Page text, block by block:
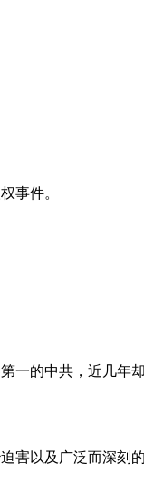
事件。
的中共，近几年
害以及广泛而深刻